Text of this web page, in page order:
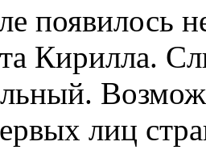
появилось
Кирилла.
лиц